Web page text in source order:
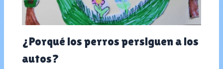
¿Porqué los perros persiguen a los
autos?